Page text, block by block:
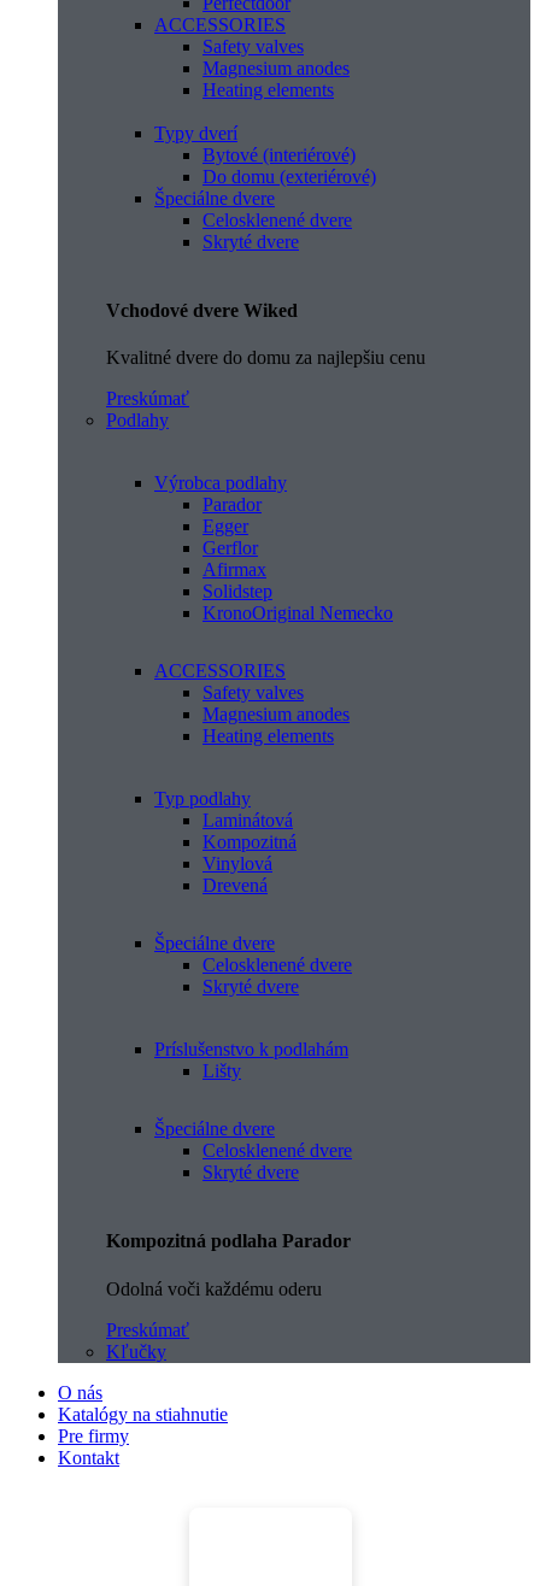
ACCESSORIES
Safety valves
Magnesium anodes
Heating elements
Typy dverí
Bytové (interiérové)
Do domu (exteriérové)
Špeciálne dvere
Celosklenené dvere
Skryté dvere
Vchodové dvere Wiked
Kvalitné dvere do domu za najlepšiu cenu
Preskúmať
Podlahy
Výrobca podlahy
Parador
Egger
Gerflor
Afirmax
Solidstep
KronoOriginal Nemecko
ACCESSORIES
Safety valves
Magnesium anodes
Heating elements
Typ podlahy
Laminátová
Kompozitná
Vinylová
Drevená
Špeciálne dvere
Celosklenené dvere
Skryté dvere
Príslušenstvo k podlahám
Lišty
Špeciálne dvere
Celosklenené dvere
Skryté dvere
Kompozitná podlaha Parador
Odolná voči každému oderu
Preskúmať
Kľučky
O nás
Katalógy na stiahnutie
Pre firmy
Kontakt